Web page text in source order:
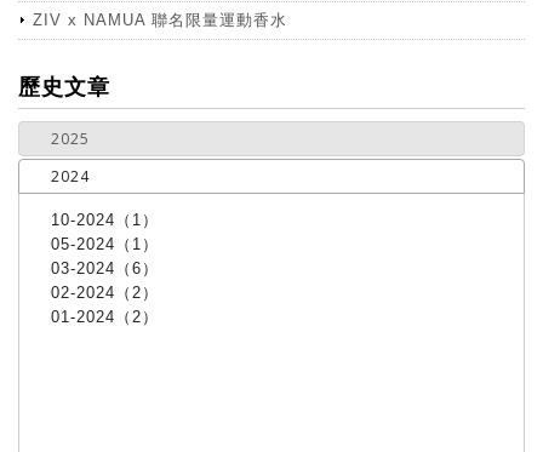
ZIV x NAMUA 聯名限量運動香水
more
歷史文章
2025
2024
10-2024（1）
05-2024（1）
03-2024（6）
02-2024（2）
01-2024（2）